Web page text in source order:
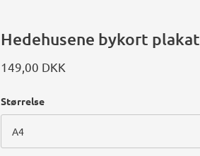
Hedehusene bykort plakat
149,00 DKK
Størrelse
A4